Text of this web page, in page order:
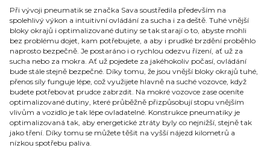
Při vývoji pneumatik se značka Sava soustředila především na
spolehlivý výkon a intuitivní ovládání za sucha i za deště. Tuhé vnější
bloky okrajů i optimalizované dutiny se tak starají o to, abyste mohli
bez problému dojet, kam potřebujete, a aby i prudké brzdění proběhlo
naprosto bezpečně. Je postaráno i o rychlou odezvu řízení, ať už za
sucha nebo za mokra. Ať už pojedete za jakéhokoliv počasí, ovládání
bude stále stejně bezpečné. Díky tomu, že jsou vnější bloky okrajů tuhé,
přenos síly funguje lépe, což využijete hlavně na suché vozovce, když
budete potřebovat prudce zabrzdit. Na mokré vozovce zase oceníte
optimalizované dutiny, které průběžně přizpůsobují stopu vnějším
vlivům a vozidlo je tak lépe ovladatelné. Konstrukce pneumatiky je
optimalizovaná tak, aby energetické ztráty byly co nejnižší, stejně tak
jako tření. Díky tomu se můžete těšit na vyšší nájezd kilometrů a
nízkou spotřebu paliva.